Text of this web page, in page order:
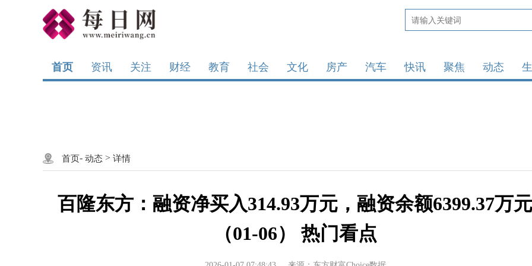
首页 资讯 关注 财经 教育 社会 文化 房产 汽车 快讯 聚焦 动态
首页- 动态 > 详情
百隆东方：融资净买入314.93万元，融资余额6399.37万元
（01-06） 热门看点